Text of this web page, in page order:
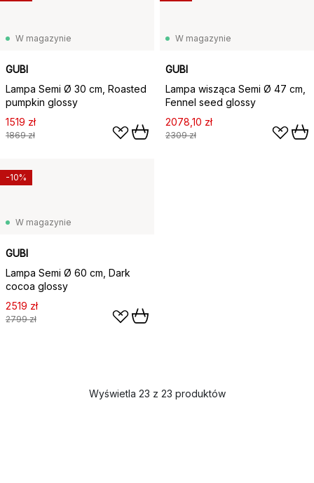
W magazynie
GUBI
Lampa Semi Ø 30 cm, Roasted
pumpkin glossy
1519 zł
1869 zł
W magazynie
GUBI
Lampa wisząca Semi Ø 47 cm,
Fennel seed glossy
2078,10 zł
2309 zł
W magazynie
GUBI
Lampa Semi Ø 60 cm, Dark
cocoa glossy
2519 zł
2799 zł
-10%
Wyświetla 23 z 23 produktów